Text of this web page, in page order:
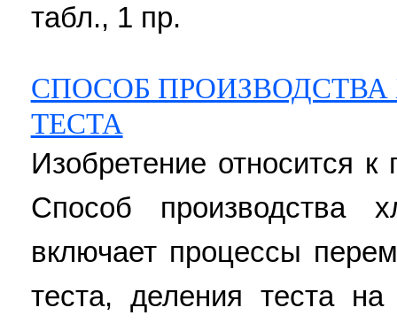
табл., 1 пр.
СПОСОБ
ТЕСТА
Изобретение относится
Способ производства
включает процессы
теста, деления теста